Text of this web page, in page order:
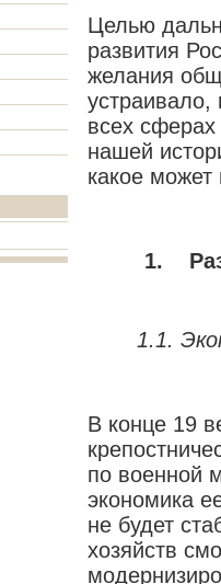
Целью
развития
желания
всех
нашей
какое
1.
1.1.
В конце 19
по военной
экономика
не будет
хозяйств